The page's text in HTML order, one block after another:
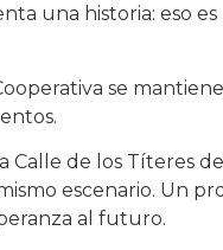
una historia: eso
se
Calle de los Títeres
escenario. Un
al futuro.